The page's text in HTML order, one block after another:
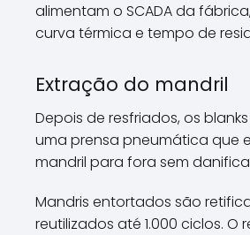
alimentam o SCADA da
curva térmica e tempo de
Extração do mandril
Depois de resfriados, os
uma prensa pneumática que
mandril para fora sem
Mandris entortados são
reutilizados até 1.000 ciclos. O